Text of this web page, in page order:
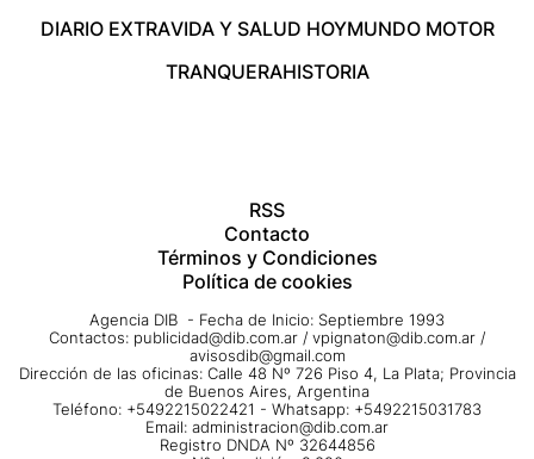
DIARIO EXTRAVIDA Y SALUD HOYMUNDO MOTOR
TRANQUERAHISTORIA
RSS
Contacto
Términos y Condiciones
Política de cookies
Agencia DIB - Fecha de Inicio: Septiembre 1993
Contactos: publicidad@dib.com.ar / vpignaton@dib.com.ar /
avisosdib@gmail.com
Dirección de las oficinas: Calle 48 Nº 726 Piso 4, La Plata; Provincia
de Buenos Aires, Argentina
Teléfono: +5492215022421 - Whatsapp: +5492215031783
Email: administracion@dib.com.ar
Registro DNDA Nº 32644856